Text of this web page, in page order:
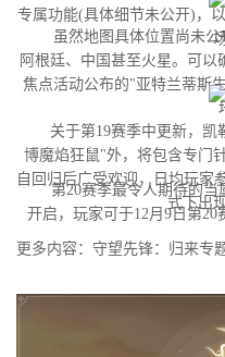
专属功能(具体细节未公开)，
虽然地图具体位置尚未公
阿根廷、中国甚至火星。可以
焦点活动公布的"亚特兰蒂斯
关于第19赛季中更新，凯
博魔焰狂鼠"外，将包含专门
自回归后广受欢迎，日均玩家
式下出
第20赛季最令人期待的当属
开启，玩家可于12月9日第
更多内容：守望先锋：归来专